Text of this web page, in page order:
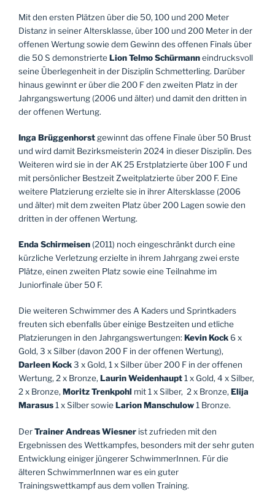
Mit den ersten Plätzen über die 50, 100 und 200 Meter
Distanz in seiner Altersklasse, über 100 und 200 Meter in der
offenen Wertung sowie dem Gewinn des offenen Finals über
die 50 S demonstrierteLion TelmoSchürmanneindrucksvoll
seine Überlegenheit in der Disziplin Schmetterling. Darüber
hinaus gewinnt er über die 200 F den zweiten Platz in der
Jahrgangswertung (2006 und älter) und damit den dritten in
der offenen Wertung.
Inga Brüggenhorst gewinnt das offene Finale über 50 Brust
und wird damit Bezirksmeisterin 2024 in dieser Disziplin. Des
Weiteren wird sie in der AK 25 Erstplatzierte über 100 F und
mit persönlicher Bestzeit Zweitplatzierte über 200 F. Eine
weitere Platzierung erzielte sie in ihrer Altersklasse (2006
und älter) mit dem zweiten Platz über 200 Lagen sowie den
dritten in der offenen Wertung.
Enda Schirmeisen (2011) noch eingeschränkt durch eine
kürzliche Verletzung erzielte in ihrem Jahrgang zwei erste
Plätze, einen zweiten Platz sowie eine Teilnahme im
Juniorfinale über 50 F.
Die weiteren Schwimmer des A Kaders und Sprintkaders
freuten sich ebenfalls über einige Bestzeiten und etliche
Platzierungen in den Jahrgangswertungen: Kevin Kock 6 x
Gold, 3 x Silber (davon 200 F in der offenen Wertung),
Darleen Kock3 x Gold, 1 x Silber über 200 F in der offenen
Wertung, 2 x Bronze,Laurin Weidenhaupt1 x Gold, 4 x Silber,
2 x Bronze,Moritz Trenkpohl mit 1 x Silber, 2 x Bronze,Elija
Marasus1 x Silber sowieLarion Manschulow1 Bronze.
DerTrainer Andreas Wiesner ist zufrieden mit den
Ergebnissen des Wettkampfes, besonders mit der sehr guten
Entwicklung einiger jüngerer SchwimmerInnen. Für die
älteren SchwimmerInnen war es ein guter
Trainingswettkampf aus dem vollen Training.